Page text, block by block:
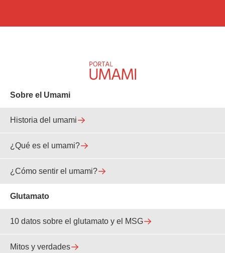
Sobre el Umami
Historia del umami
¿Qué es el umami?
¿Cómo sentir el umami?
Glutamato
10 datos sobre el glutamato y el MSG
Mitos y verdades